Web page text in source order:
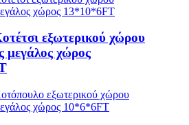
εξωτερικού χώρου
μεγάλος χώρος